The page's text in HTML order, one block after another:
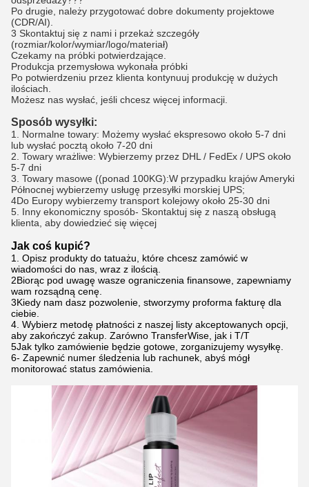
Po drugie, należy przygotować dobre dokumenty projektowe
(CDR/AI).
3 Skontaktuj się z nami i przekaż szczegóły
(rozmiar/kolor/wymiar/logo/materiał)
Czekamy na próbki potwierdzające.
Produkcja przemysłowa wykonała próbki
Po potwierdzeniu przez klienta kontynuuj produkcję w dużych
ilościach.
Możesz nas wysłać, jeśli chcesz więcej informacji.
Sposób wysyłki:
1. Normalne towary: Możemy wysłać ekspresowo około 5-7 dni
lub wysłać pocztą około 7-20 dni
2. Towary wrażliwe: Wybierzemy przez DHL / FedEx / UPS około
5-7 dni
3. Towary masowe ((ponad 100KG):W przypadku krajów Ameryki
Północnej wybierzemy usługę przesyłki morskiej UPS;
4Do Europy wybierzemy transport kolejowy około 25-30 dni
5. Inny ekonomiczny sposób- Skontaktuj się z naszą obsługą
klienta, aby dowiedzieć się więcej
Jak coś kupić?
1. Opisz produkty do tatuażu, które chcesz zamówić w
wiadomości do nas, wraz z ilością.
2Biorąc pod uwagę wasze ograniczenia finansowe, zapewniamy
wam rozsądną cenę.
3Kiedy nam dasz pozwolenie, stworzymy proforma fakturę dla
ciebie.
4. Wybierz metodę płatności z naszej listy akceptowanych opcji,
aby zakończyć zakup. Zarówno TransferWise, jak i T/T
5Jak tylko zamówienie będzie gotowe, zorganizujemy wysyłkę.
6- Zapewnić numer śledzenia lub rachunek, abyś mógł
monitorować status zamówienia.